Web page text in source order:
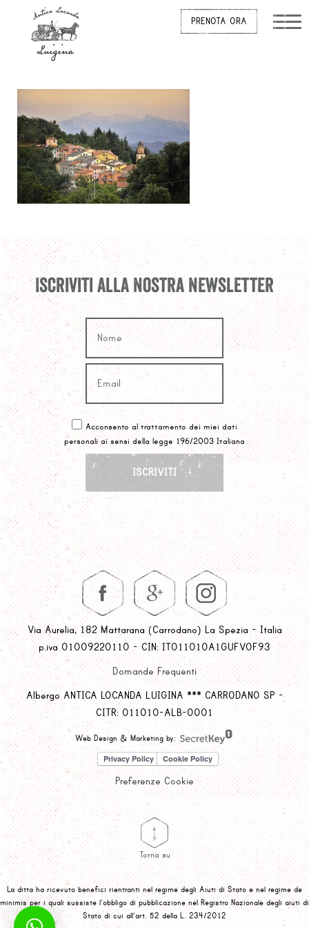
PRENOTA ORA
Iscriviti alla nostra newsletter
Acconsento al trattamento dei miei dati
personali ai sensi della legge 196/2003 Italiana
Via Aurelia, 182 Mattarana (Carrodano) La Spezia - Italia
p.iva 01009220110 - CIN: IT011010A1GUFVOF93
Domande Frequenti
Albergo ANTICA LOCANDA LUIGINA *** CARRODANO SP -
CITR: 011010-ALB-0001
Web Design & Marketing by:
Preferenze Cookie
Torna su
La ditta ha ricevuto benefici rientranti nel regime degli Aiuti di Stato e nel regime de
minimis per i quali sussiste l’obbligo di pubblicazione nel Registro Nazionale degli aiuti di
Stato di cui all’art. 52 della L. 234/2012